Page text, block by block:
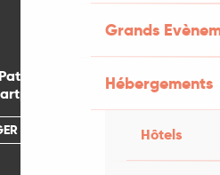
Grands
Hébergements
Hôtels
sur votre
L'APPLICATION